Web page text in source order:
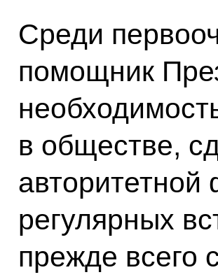
Среди
помощник
в обществе,
авторитетной
регулярных
прежде всего